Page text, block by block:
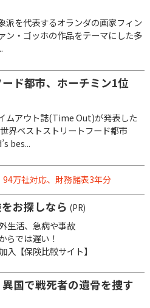
派を代表するオランダの画家フィン
ン・ゴッホの作品をテーマにした多
ド都市、ホーチミン1位
ムアウト誌(Time Out)が発表した
世界ベストストリートフード都市
bes...
94万社対応、財務諸表3年分
お探しなら (PR)
生活、急病や事故
らでは遅い！
入【保険比較サイト】
国で戦死者の遺骨を捜す